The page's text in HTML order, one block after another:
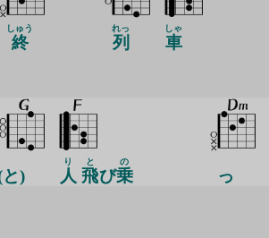
終
しゅう
列
れっ
車
しゃ
と) 人
り
飛
と
び乗
の
っ